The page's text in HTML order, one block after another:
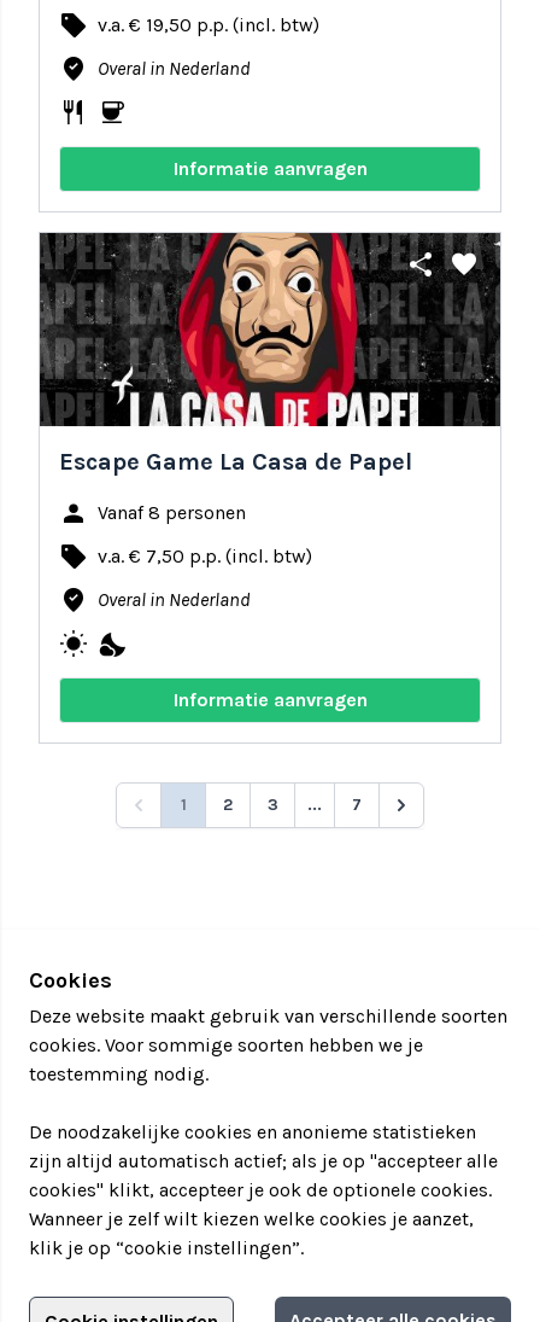
local_offer v.a. € 19,50 p.p. (incl. btw)
where_to_vote Overal in Nederland
restaurant coffee
Informatie aanvragen
share favorite
Escape Game La Casa de Papel
person Vanaf 8 personen
local_offer v.a. € 7,50 p.p. (incl. btw)
where_to_vote Overal in Nederland
wb_sunny nights_stay
Informatie aanvragen
1 2 3 ... 7
Adverteren?
Cookies
Deze website maakt gebruik van verschillende soorten
cookies. Voor sommige soorten hebben we je
toestemming nodig.
De noodzakelijke cookies en anonieme statistieken
zijn altijd automatisch actief; als je op "accepteer alle
cookies" klikt, accepteer je ook de optionele cookies.
Wanneer je zelf wilt kiezen welke cookies je aanzet,
klik je op “cookie instellingen”.